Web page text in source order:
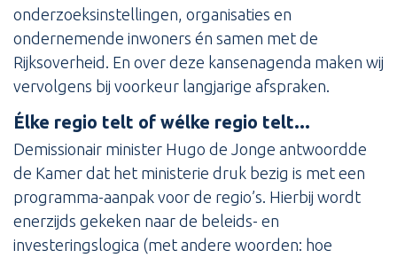
onderzoeksinstellingen, organisaties en
ondernemende inwoners én samen met de
Rijksoverheid. En over deze kansenagenda maken wij
vervolgens bij voorkeur langjarige afspraken.
Élke regio telt of wélke regio telt...
Demissionair minister Hugo de Jonge antwoordde
de Kamer dat het ministerie druk bezig is met een
programma-aanpak voor de regio’s. Hierbij wordt
enerzijds gekeken naar de beleids- en
investeringslogica (met andere woorden: hoe